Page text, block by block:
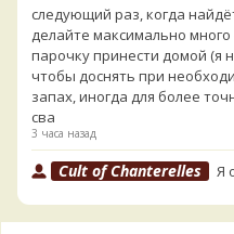
следующий раз, когда
делайте максимально
парочку принести домой (я
чтобы доснять при
запах, иногда для более
сва
3 часа назад
Cult of Chanterelles
Я